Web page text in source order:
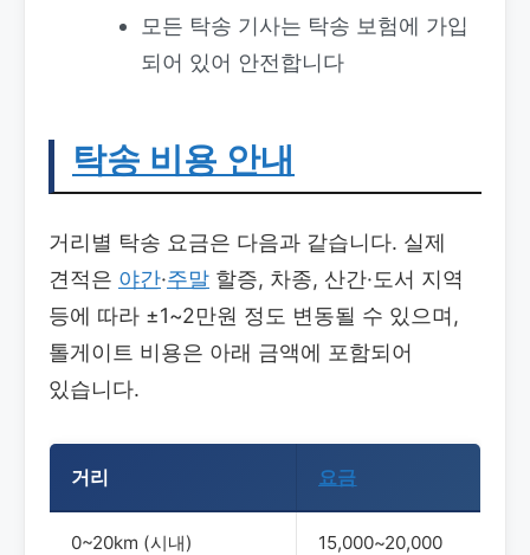
모든 탁송 기사는 탁송 보험에 가입
되어 있어 안전합니다
탁송 비용 안내
거리별 탁송 요금은 다음과 같습니다. 실제
견적은 야간·주말 할증, 차종, 산간·도서 지역
등에 따라 ±1~2만원 정도 변동될 수 있으며,
톨게이트 비용은 아래 금액에 포함되어
있습니다.
거리 요금
0~20km (시내)
15,000~20,000